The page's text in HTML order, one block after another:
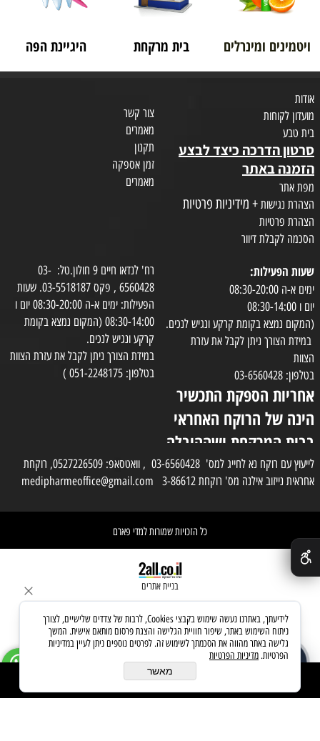
הוסף לסל
ויטמינים ומינרלים בית מרקחת היגיינת הפה
אודות
מועדון לקוחות
בית טבע
סרטון הדרכה כיצד לבצע
הזמנה באתר
מפת אתר
הצהרת נגישות + מידיניות פרטיות
הצהרת פרטיות
הסכמה לקבלת דיוור
צור קשר
מאמרים
תקנון
זמן אספקה
מאמרים
שעות הפעילות:
ימים א-ה 08:30-20:00
יום ו 08:30-14:00
(המקום נמצא בקומת קרקע ונגיש לנכים.
במידת הצורך ניתן לקבל את עזרת
הצוות
בטלפון: 03-6560428
אחריות הספקת התכשיר
הינה של הרוקח האחראי
בבית המרקחת ושההובלה
בפועל תעשה בעזרת
השליח
רח' לנדאו חיים 9 חולון.טל: 03-
6560428 , פקס 03-5518187. שעות
הפעילות: ימים א-ה 08:30-20:00 יום ו
08:30-14:00 (המקום נמצא בקומת
קרקע ונגיש לנכים.
במידת הצורך ניתן לקבל את עזרת הצוות
בטלפון: 051-2248175 )
לייעוץ עם רוקח נא לחייג למס' 03-6560428 , וואטסאפ: 0527226509, רוקחת
אחראית נייזוב אילנה מס' רוקחת 3-86612 medipharmeoffice@gmail.com
כל הזכויות שמורות למדי פארם
בניית אתרים
שאלו את העוזר החכם
לידיעתך, באתרנו נעשה שימוש בקבצי Cookies, לרבות של צדדים שלישיים, לצורך
ניתוח השימוש באתר, שיפור חוויית הגלישה והצגת פרסום מותאם אישית. המשך
גלישה באתר מהווה את הסכמתך לשימוש זה. לפרטים נוספים ניתן לעיין במדיניות
הפרטיות. מדיניות הפרטיות
מאשר